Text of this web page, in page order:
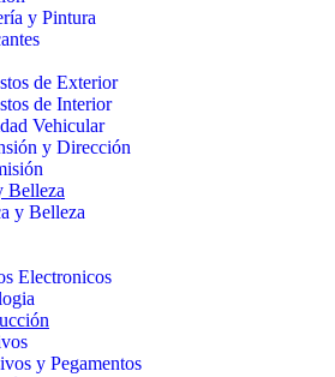
y Pintura
de Exterior
de Interior
Vehicular
y Dirección
Belleza
y Belleza
Electronicos
y Pegamentos